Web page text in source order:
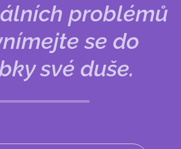
problémů
se do
své duše.